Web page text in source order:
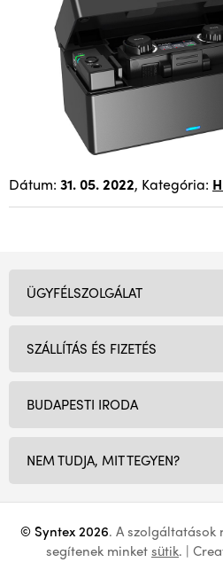
Dátum: 31. 05. 2022, Kategória:
BUDAPESTI IRODA
NEM TUDJA, MIT TEGYEN?
ÜGYFÉLSZOLGÁLAT
SZÁLLÍTÁS ÉS FIZETÉS
© Syntex 2026. A szolgáltatások
segítenek minketsütik. |